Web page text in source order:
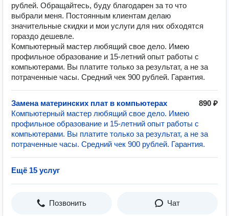
рублей. Обращайтесь, буду благодарен за то что
выбрали меня. Постоянным клиентам делаю
значительные скидки и мои услуги для них обходятся
гораздо дешевле.
Компьютерный мастер любящий свое дело. Имею
профильное образование и 15-летний опыт работы с
компьютерами. Вы платите только за результат, а не за
потраченные часы. Средний чек 900 рублей. Гарантия.
Замена материнских плат в компьютерах
890 ₽
Компьютерный мастер любящий свое дело. Имею
профильное образование и 15-летний опыт работы с
компьютерами. Вы платите только за результат, а не за
потраченные часы. Средний чек 900 рублей. Гарантия.
Ещё 15 услуг
Позвонить Чат